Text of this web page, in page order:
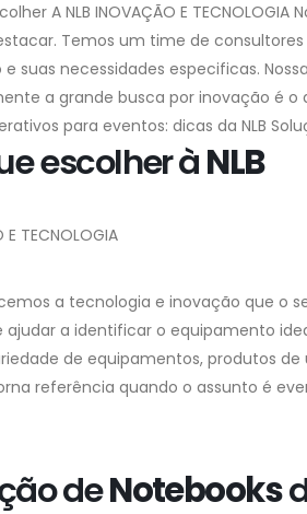
A NLB INOVAÇÃO E TECNOLOGIA
Temos um time de
suas necessidades especificas.
a grande busca por inovação é
para eventos: dicas da NLB
escolher àNLB
E TECNOLOGIA
a tecnologia e inovação que o
ajudar a identificar o equipamento
de equipamentos, produtos
referência quando o assunto é
deNotebooks